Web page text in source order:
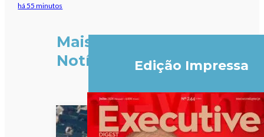
há 55 minutos
Mais
Notícias
Edição Impressa